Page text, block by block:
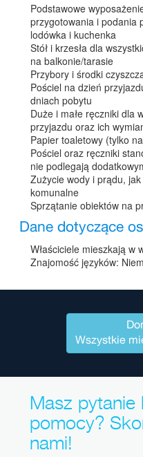
Podstawowe
przygotowania i podania
lodówka i kuchenka
Stół i krzesła dla
na balkonie/tarasie
Przybory i środki
Pościel na dzień
dniach pobytu
Duże i małe ręczniki dla
przyjazdu oraz ich
Papier toaletowy (tylko
Pościel oraz ręczniki
nie podlegają
Zużycie wody i prądu,
komunalne
Sprzątanie obiektów na
Dane dotyczące
Właściciele mieszkają w
Znajomość języków:
Wszystkie
Masz
pomocy?
nami!